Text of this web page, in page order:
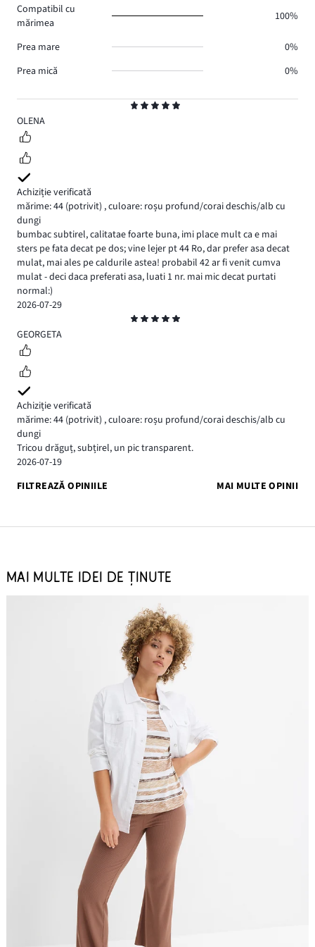
5
OLENA
Achiziție verificată
mărime: 44 (potrivit) ,culoare: roșu profund/corai deschis/alb cu
dungi
bumbac subtirel, calitatae foarte buna, imi place mult ca e mai
sters pe fata decat pe dos; vine lejer pt 44 Ro, dar prefer asa decat
mulat, mai ales pe caldurile astea! probabil 42 ar fi venit cumva
mulat - deci daca preferati asa, luati 1 nr. mai mic decat purtati
normal:)
2026-07-29
5
GEORGETA
Achiziție verificată
mărime: 44 (potrivit) ,culoare: roșu profund/corai deschis/alb cu
dungi
Tricou drăguț, subțirel, un pic transparent.
2026-07-19
FILTREAZĂ OPINIILE
MAI MULTE OPINII
Compatibil cu
mărimea
100%
Prea mare
0%
Prea mică
0%
MAI MULTE IDEI DE ȚINUTE